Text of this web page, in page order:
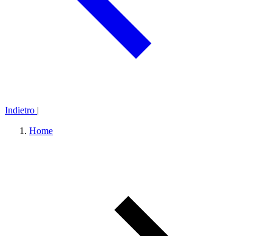
Indietro |
Home